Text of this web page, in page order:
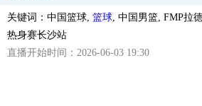
关键词：中国篮球, 篮球 , 中国男篮, FMP拉
热身赛长沙站
直播开始时间：2026-06-03 19:30